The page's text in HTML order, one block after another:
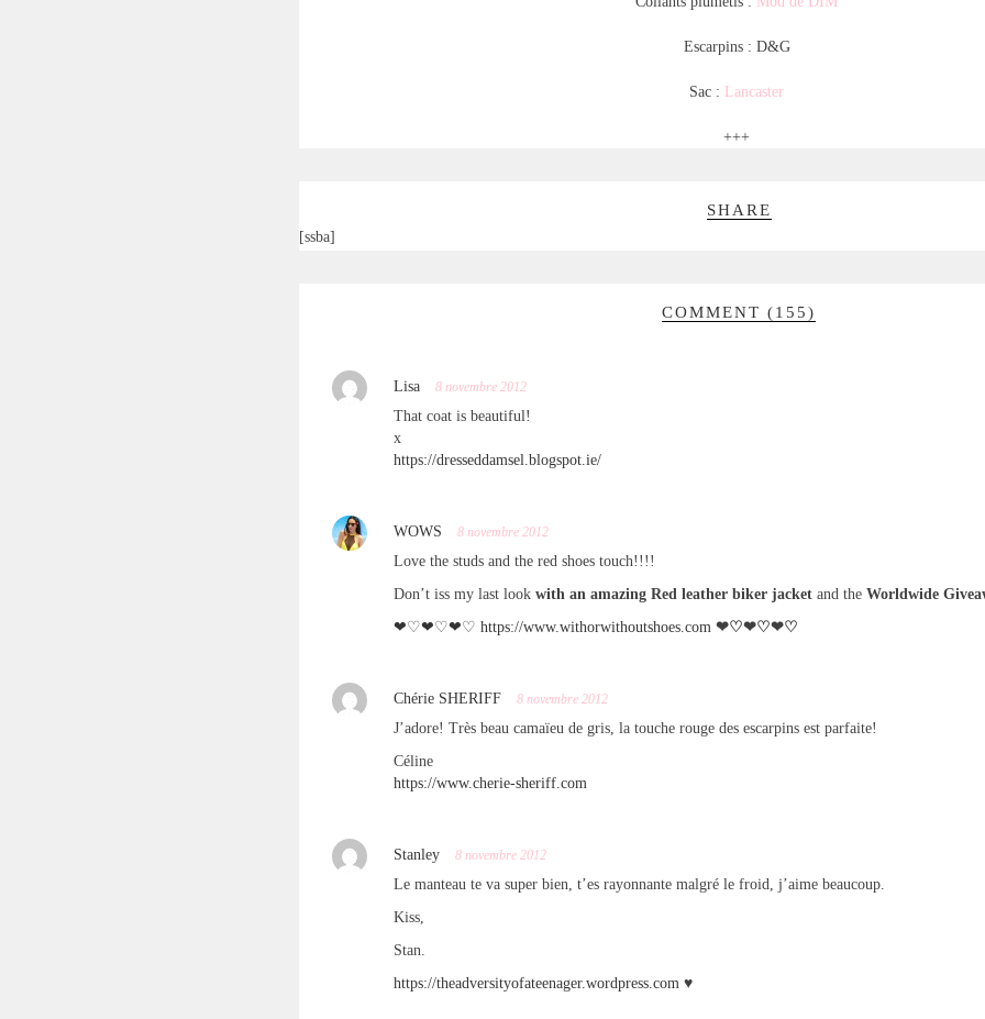
Escarpins : D&G
Sac : Lancaster
+++
SHARE
[ssba]
COMMENT (155)
Lisa 8 novembre 2012
That coat is beautiful!
x
https://dresseddamsel.blogspot.ie/
WOWS 8 novembre 2012
Love the studs and the red shoes touch!!!!
Don’t iss my last look with an amazing Red leather biker jacket and the Worldwide
❤♡❤♡❤♡ https://www.withorwithoutshoes.com ❤♡❤♡❤♡
Chérie SHERIFF 8 novembre 2012
J’adore! Très beau camaïeu de gris, la touche rouge des escarpins est parfaite!
Céline
https://www.cherie-sheriff.com
Stanley 8 novembre 2012
Le manteau te va super bien, t’es rayonnante malgré le froid, j’aime beaucoup.
Kiss,
Stan.
https://theadversityofateenager.wordpress.com ♥